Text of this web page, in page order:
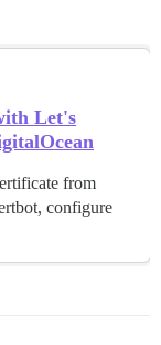
Let's
from
configure